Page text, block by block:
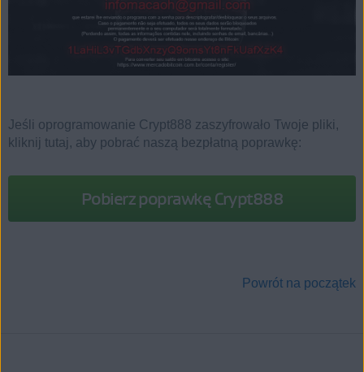
Jeśli oprogramowanie Crypt888 zaszyfrowało Twoje pliki,
kliknij tutaj, aby pobrać naszą bezpłatną poprawkę:
Pobierz poprawkę Crypt888
Powrót na początek